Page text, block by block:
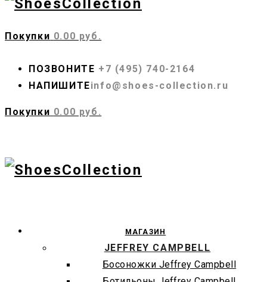
Покупки 0.00 руб.
ПОЗВОНИТЕ +7 (495) 740-2164
НАПИШИТЕinfo@shoes-collection.ru
Покупки 0.00 руб.
МАГАЗИН
JEFFREY CAMPBELL
Босоножки Jeffrey Campbell